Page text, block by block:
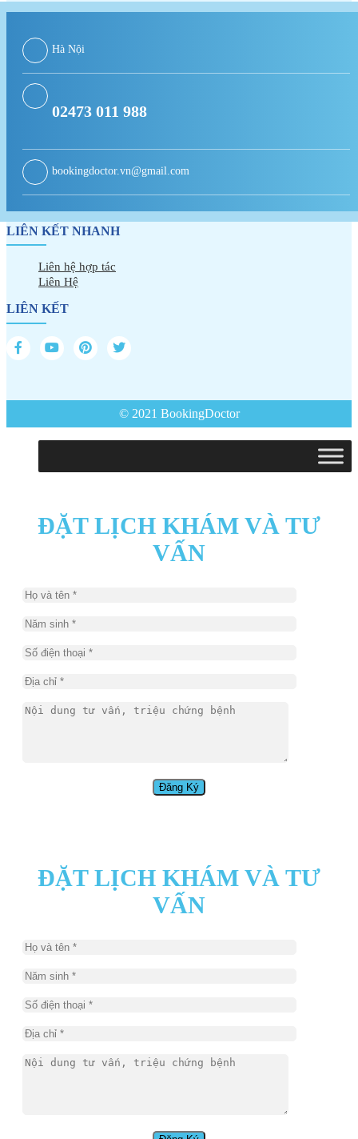
Hà Nội
02473 011 988
bookingdoctor.vn@gmail.com
LIÊN KẾT NHANH
Liên hệ hợp tác
Liên Hệ
LIÊN KẾT
© 2021 BookingDoctor
ĐẶT LỊCH KHÁM VÀ TƯ
VẤN
ĐẶT LỊCH KHÁM VÀ TƯ
VẤN